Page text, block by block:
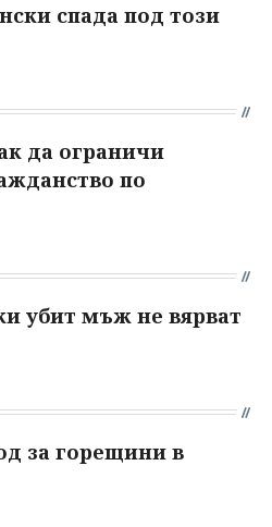
спада под този
да ограничи
по
убит мъж не вярват
за горещини в